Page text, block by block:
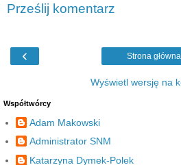
Prześlij komentarz
‹ Strona główna
Wyświetl wersję na
Współtwórcy
Adam Makowski
Administrator SNM
Katarzyna Dymek-Polek